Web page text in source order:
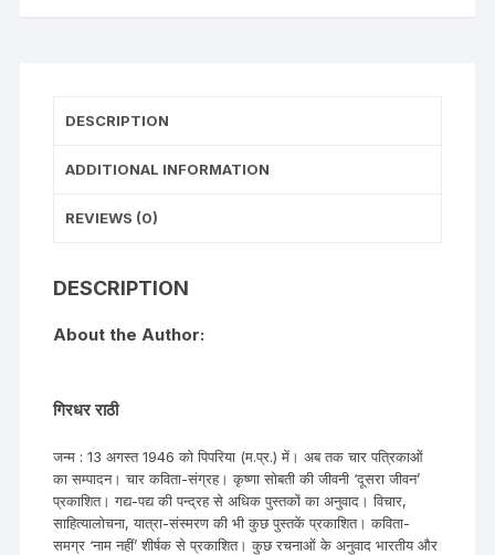
DESCRIPTION
ADDITIONAL INFORMATION
REVIEWS (0)
DESCRIPTION
About the Author:
गिरधर राठी
जन्म : 13 अगस्त 1946 को पिपरिया (म.प्र.) में। अब तक चार पत्रिकाओं
का सम्पादन। चार कविता-संग्रह। कृष्णा सोबती की जीवनी ‘दूसरा जीवन’
प्रकाशित। गद्य-पद्य की पन्द्रह से अधिक पुस्तकों का अनुवाद। विचार,
साहित्यालोचना, यात्रा-संस्मरण की भी कुछ पुस्तकें प्रकाशित। कविता-
समग्र ‘नाम नहीं’ शीर्षक से प्रकाशित। कुछ रचनाओं के अनुवाद भारतीय और